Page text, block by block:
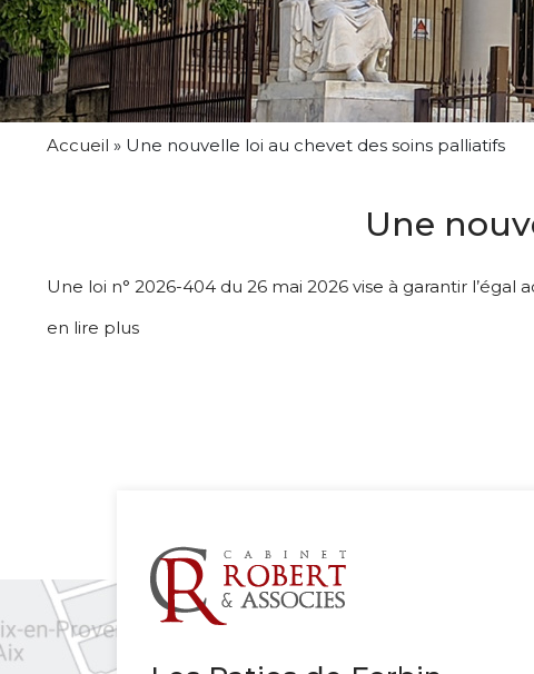
Accueil » Une nouvelle loi au chevet des soins palliatifs
Une
Une loi n° 2026-404 du 26 mai 2026 vise à garantir
en lire plus